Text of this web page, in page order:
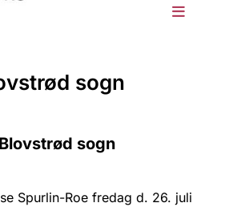
sogn
Blovstrød sogn
Spurlin-Roe fredag d. 26. juli